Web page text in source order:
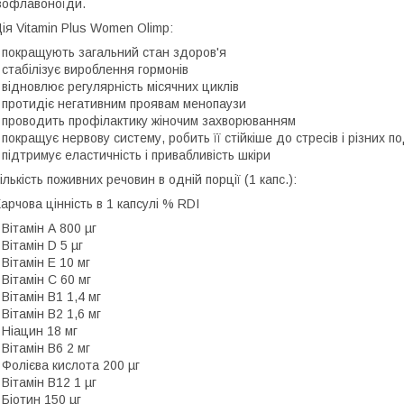
Vitamin Plus Women Olimp:
покращують загальний стан здоров'я
стабілізує вироблення гормонів
відновлює регулярність місячних циклів
протидіє негативним проявам менопаузи
проводить профілактику жіночим захворюванням
покращує нервову систему, робить її стійкіше до стресів і різних
підтримує еластичність і привабливість шкіри
поживних речовин в одній порції (1 капс.):
цінність в 1 капсулі % RDI
Вітамін А 800 µг
Вітамін D 5 µг
Вітамін Е 10 мг
Вітамін C 60 мг
Вітамін В1 1,4 мг
Вітамін В2 1,6 мг
Ніацин 18 мг
Вітамін В6 2 мг
Фолієва кислота 200 µг
Вітамін В12 1 µг
Біотин 150 µг